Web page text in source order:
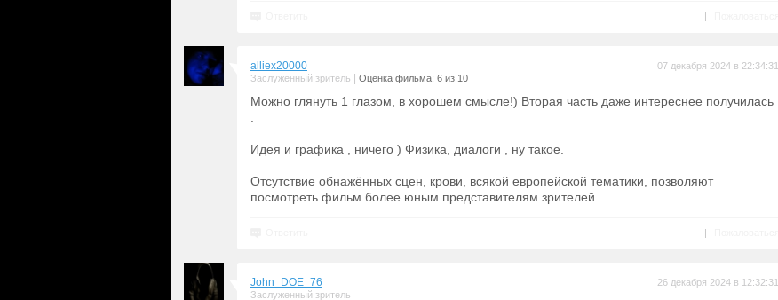
|
alliex20000
Заслуженный зритель Оценка фильма: 6 из 10
07 декабря 2024 в 22:34:31
Можно глянуть 1 глазом, в хорошем смысле!) Вторая часть даже интереснее получилась
Идея и графика , ничего ) Физика, диалоги , ну такое.
Отсутствие обнажённых сцен, крови, всякой европейской тематики, позволяют
посмотреть фильм более юным представителям зрителей .
|
John_DOE_76
Заслуженный зритель
26 декабря 2024 в 12:32:31